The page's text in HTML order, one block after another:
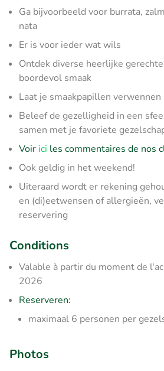
Ga bijvoorbeeld voor burrata,
nata
Er is voor ieder wat wils
Ontdek diverse heerlijke
boordevol smaak
Laat je smaakpapillen verwennen
Beleef de gezelligheid in een
samen met je favoriete
Voir ici les commentaires de nos
Ook geldig in het weekend!
Uiteraard wordt er rekening
en (di)eetwensen of allergieën,
reservering
Conditions
Valable à partir du moment de
2026
Reserveren:
maximaal 6 personen per
Photos